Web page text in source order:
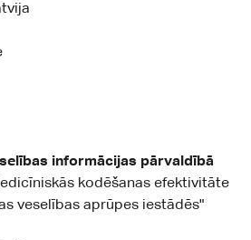
informācijas pārvaldībā
kodēšanas efektivitāte
veselības aprūpes iestādēs"